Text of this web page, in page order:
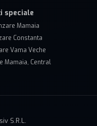
speciale
Mamaia
Constanta
Vama Veche
Mamaia, Central
S.R.L.